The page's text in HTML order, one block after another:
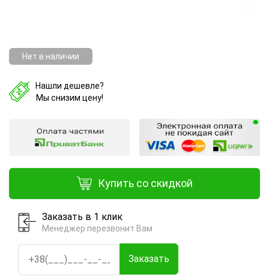
Нет в наличии
Нашли дешевле?
Мы снизим цену!
Купить со скидкой
Заказать в 1 клик
Менеджер перезвонит Вам
Заказать